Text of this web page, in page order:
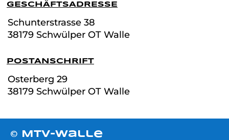
GESCHÄFTSADRESSE
Schunterstrasse 38
38179 Schwülper OT Walle
POSTANSCHRIFT
Osterberg 29
38179 Schwülper OT Walle
© MTV-Walle